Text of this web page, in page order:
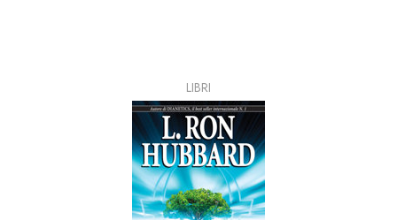
LIBRI